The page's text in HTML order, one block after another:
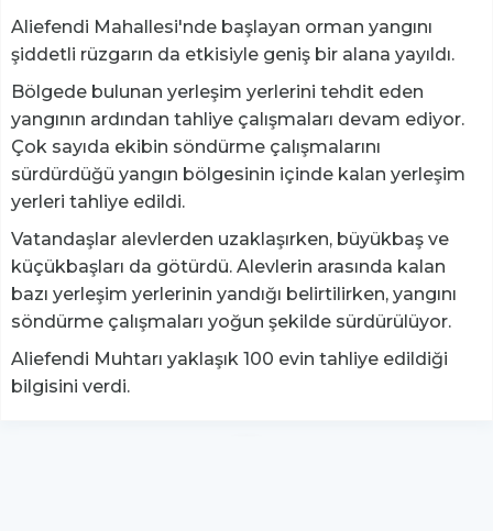
Aliefendi Mahallesi'nde başlayan orman yangını
şiddetli rüzgarın da etkisiyle geniş bir alana yayıldı.
Bölgede bulunan yerleşim yerlerini tehdit eden
yangının ardından tahliye çalışmaları devam ediyor.
Çok sayıda ekibin söndürme çalışmalarını
sürdürdüğü yangın bölgesinin içinde kalan yerleşim
yerleri tahliye edildi.
Vatandaşlar alevlerden uzaklaşırken, büyükbaş ve
küçükbaşları da götürdü. Alevlerin arasında kalan
bazı yerleşim yerlerinin yandığı belirtilirken, yangını
söndürme çalışmaları yoğun şekilde sürdürülüyor.
Aliefendi Muhtarı yaklaşık 100 evin tahliye edildiği
bilgisini verdi.